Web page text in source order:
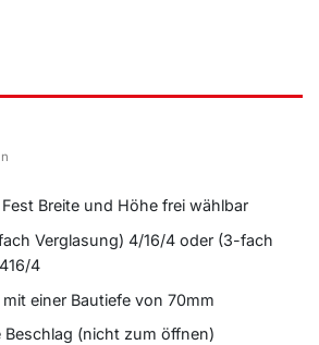
Breite und Höhe frei wählbar
Verglasung) 4/16/4 oder (3-fach
4
einer Bautiefe von 70mm
Beschlag (nicht zum öffnen)